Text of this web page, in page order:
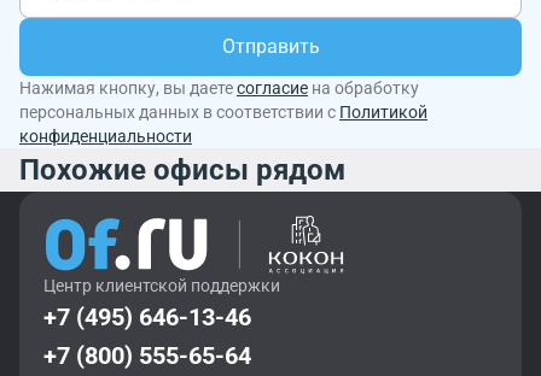
Отправить
Нажимая кнопку, вы даетесогласие на обработку
персональных данных в соответствии с Политикой
конфиденциальности
Похожие офисы рядом
Центр клиентской поддержки
+7 (495) 646-13-46
+7 (800) 555-65-64